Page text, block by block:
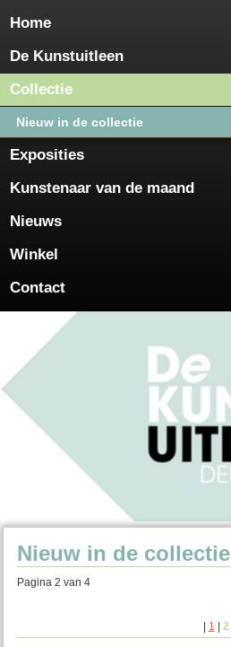
Home
De Kunstuitleen
Collectie
Nieuw in de collectie
Exposities
Kunstenaar van de maand
Nieuws
Winkel
Contact
Nieuw in de collectie
Pagina 2 van 4
1 2